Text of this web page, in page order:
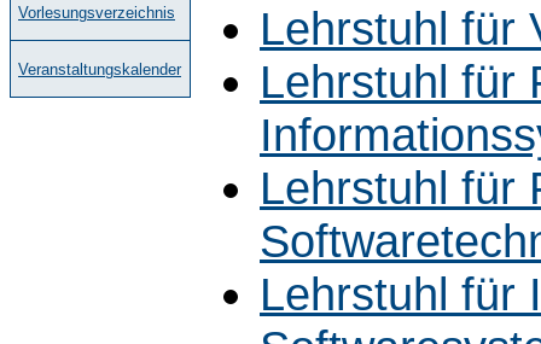
Vorlesungsverzeichnis
Veranstaltungskalender
Lehrstuhl für
Lehrstuhl für
Lehrstuhl für
Lehrstuhl für